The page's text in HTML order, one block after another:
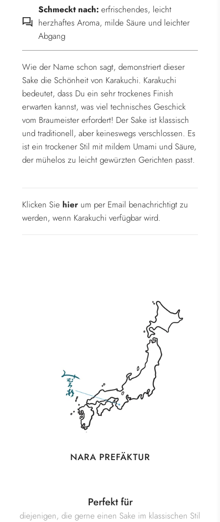
Schmeckt nach: erfrischendes, leicht
herzhaftes Aroma, milde Säure und leichter
Abgang
Wie der Name schon sagt, demonstriert dieser
Sake die Schönheit von Karakuchi. Karakuchi
bedeutet, dass Du ein sehr trockenes Finish
erwarten kannst, was viel technisches Geschick
vom Braumeister erfordert! Der Sake ist klassisch
und traditionell, aber keineswegs verschlossen. Es
ist ein trockener Stil mit mildem Umami und Säure,
der mühelos zu leicht gewürzten Gerichten passt.
Klicken Sie hier um per Email benachrichtigt zu
werden, wenn Karakuchi verfügbar wird.
NARA PREFÄKTUR
Perfekt für
diejenigen, die gerne einen Sake im klassischen Stil